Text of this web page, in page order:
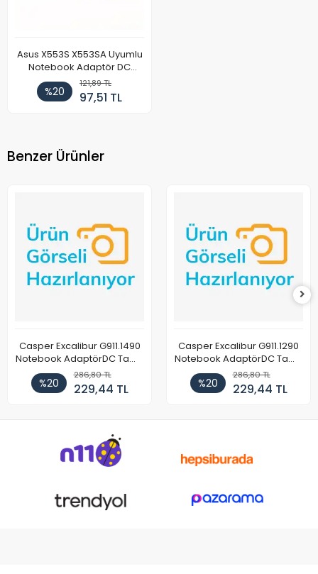
Asus X553S X553SA Uyumlu
Notebook Adaptör DC
Power Kablosu
%20
121,89 TL
97,51 TL
Benzer Ürünler
Casper Excalibur G911.1490
Notebook AdaptörDC Tamir
Kablosu
%20
286,80 TL
229,44 TL
Casper Excalibur G911.1290
Notebook AdaptörDC Tamir
Kablosu
%20
286,80 TL
229,44 TL